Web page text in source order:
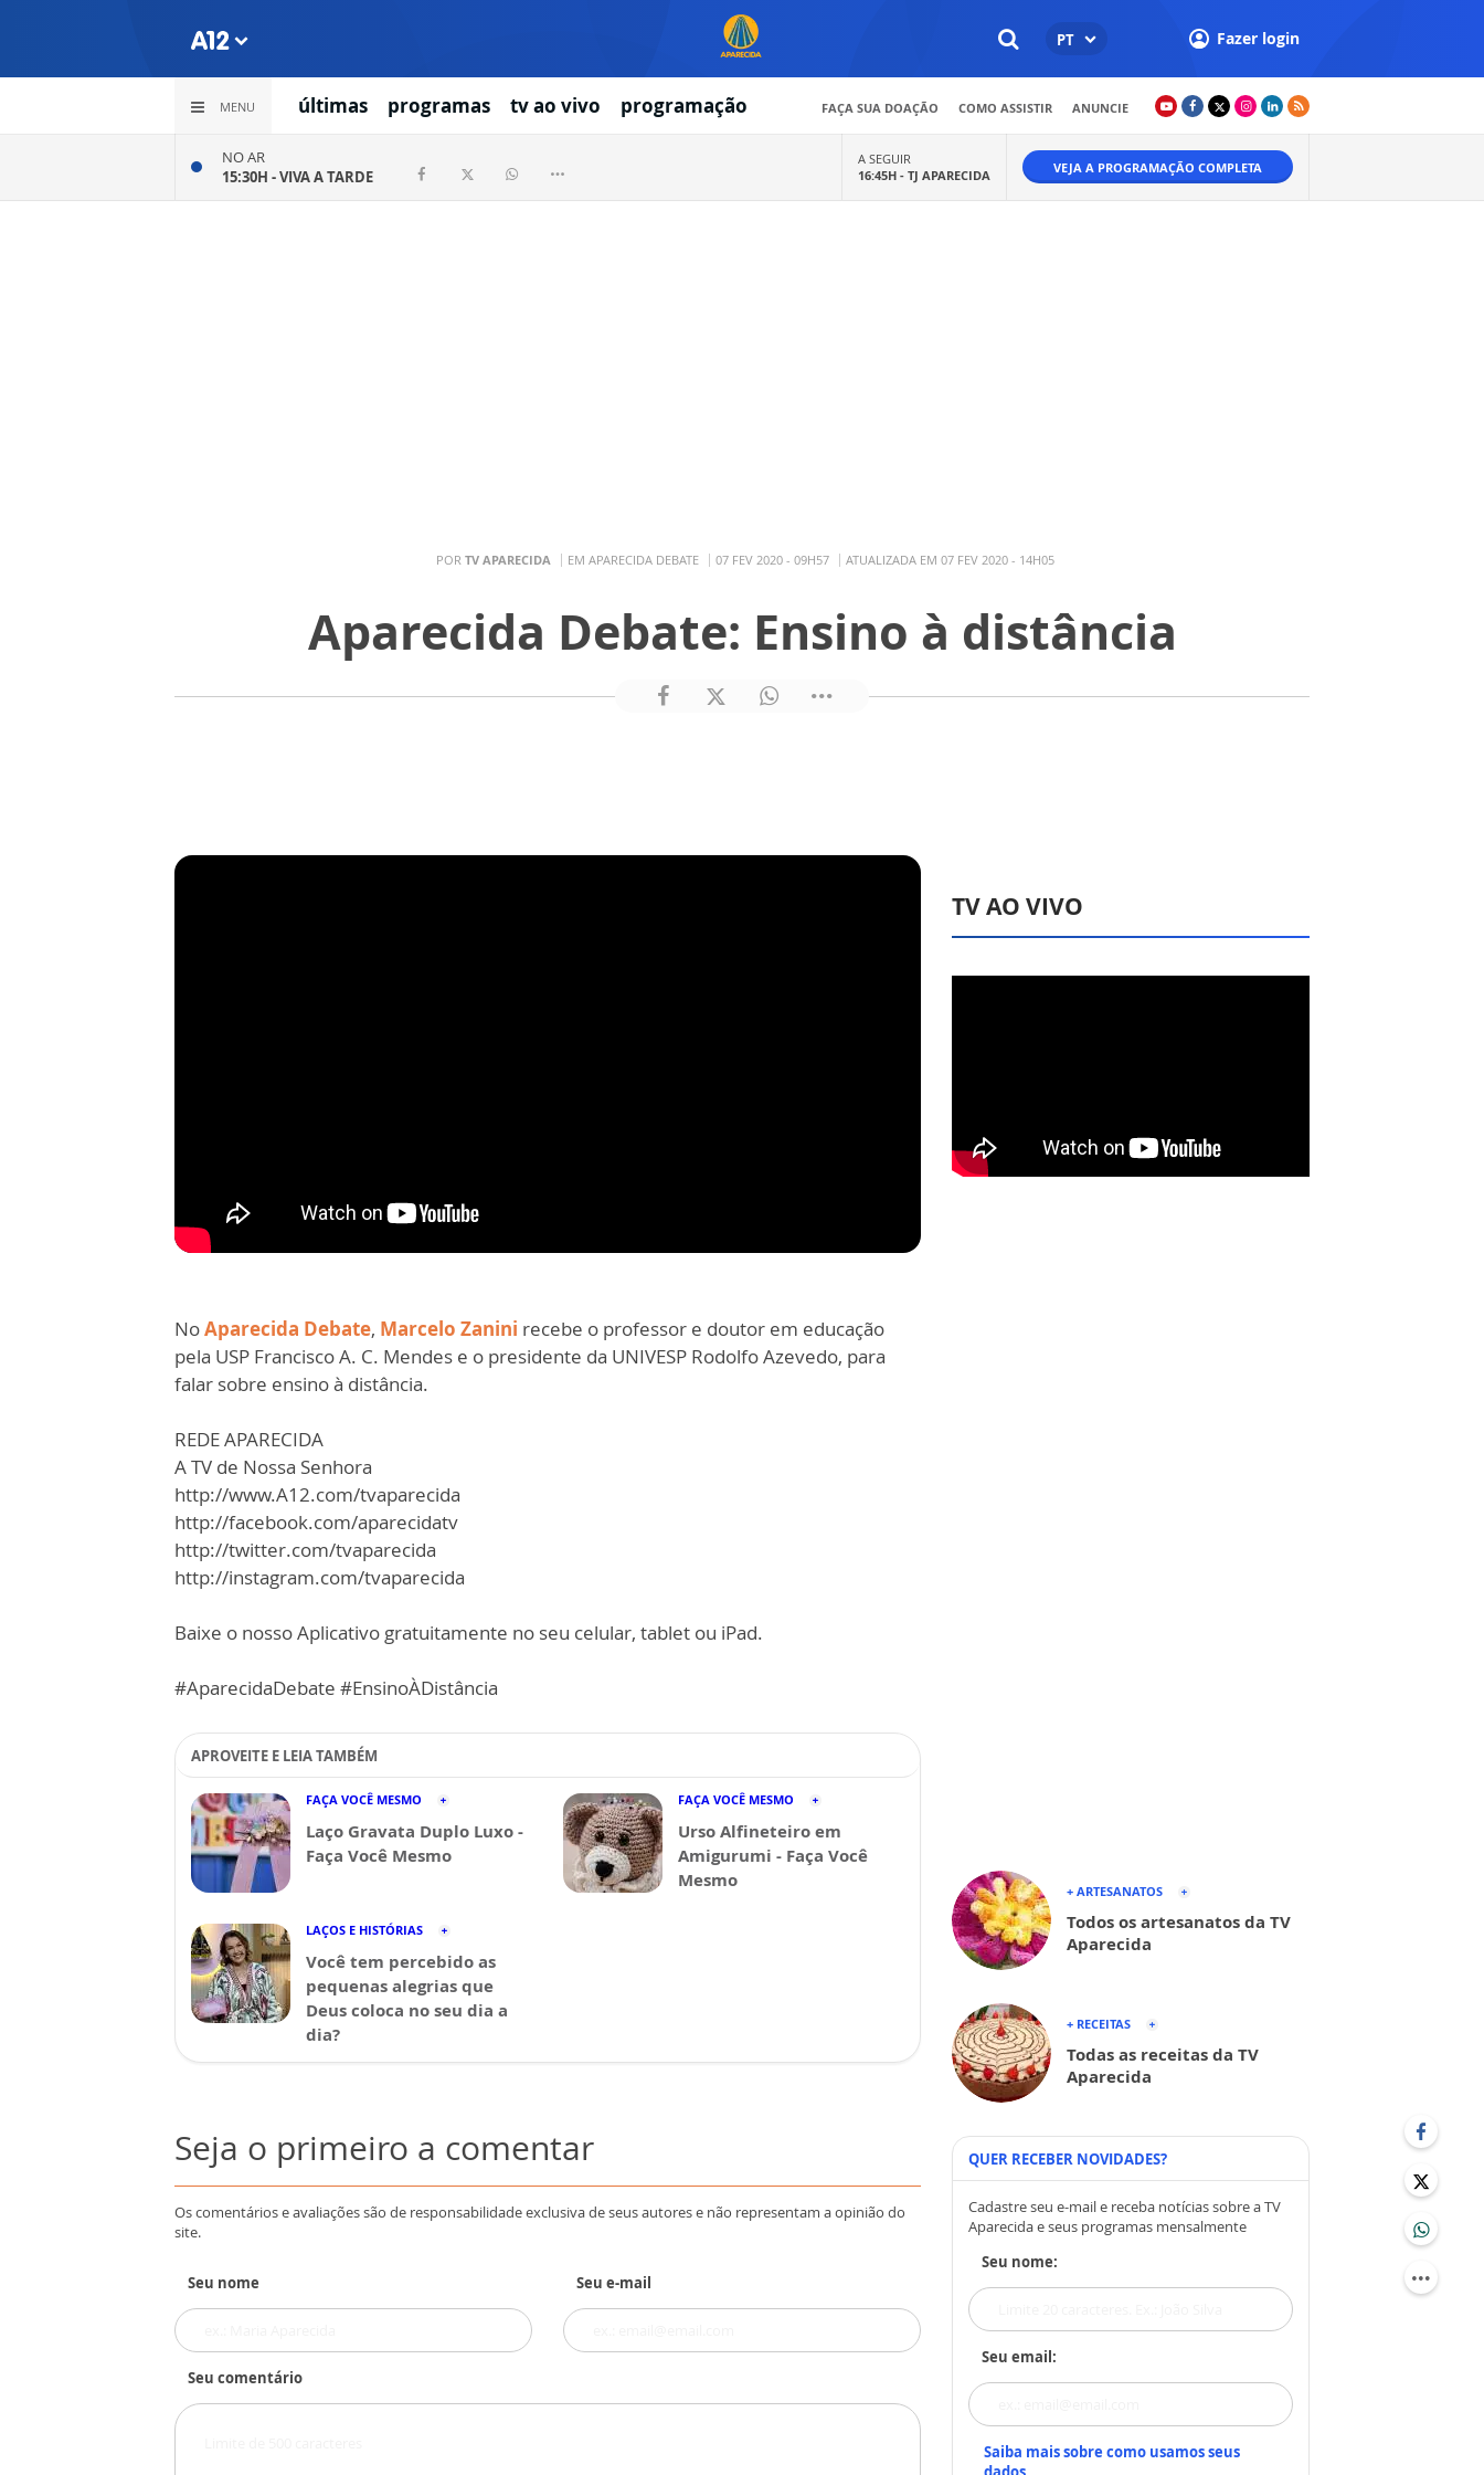
PT Fazer login
MENU últimas programas tv ao vivo programação FAÇA SUA DOAÇÃO COMO ASSISTIR ANUNCIE
NO AR
15:30H -VIVA A TARDE
A SEGUIR
16:45H - TJ APARECIDA VEJA A PROGRAMAÇÃO COMPLETA
POR TV APARECIDA EM APARECIDA DEBATE 07 FEV 2020 - 09H57 ATUALIZADA EM 07 FEV 2020 - 14H05
Aparecida Debate: Ensino à distância
NoAparecida Debate, Marcelo Zanini recebe o professor e doutor em educação
pela USP Francisco A. C. Mendes e o presidente da UNIVESP Rodolfo Azevedo, para
falar sobre ensino à distância.
REDE APARECIDA
A TV de Nossa Senhora
http://www.A12.com/tvaparecida
http://facebook.com/aparecidatv
http://twitter.com/tvaparecida
http://instagram.com/tvaparecida
Baixe o nosso Aplicativo gratuitamente no seu celular, tablet ou iPad.
#AparecidaDebate #EnsinoÀDistância
APROVEITE E LEIA TAMBÉM
FAÇA VOCÊ MESMO
Laço Gravata Duplo Luxo -
Faça Você Mesmo
FAÇA VOCÊ MESMO
Urso Alfineteiro em
Amigurumi - Faça Você
Mesmo
LAÇOS E HISTÓRIAS
Você tem percebido as
pequenas alegrias que
Deus coloca no seu dia a
dia?
Seja o primeiro a comentar
Os comentários e avaliações são de responsabilidade exclusiva de seus autores e não representam a opinião do
site.
Seu nome Seu e-mail
Seu comentário
TV AO VIVO
+ ARTESANATOS
Todos os artesanatos da TV
Aparecida
+ RECEITAS
Todas as receitas da TV
Aparecida
QUER RECEBER NOVIDADES?
Cadastre seu e-mail e receba notícias sobre a TV
Aparecida e seus programas mensalmente
Seu nome:
Seu email:
Saiba mais sobre como usamos seus